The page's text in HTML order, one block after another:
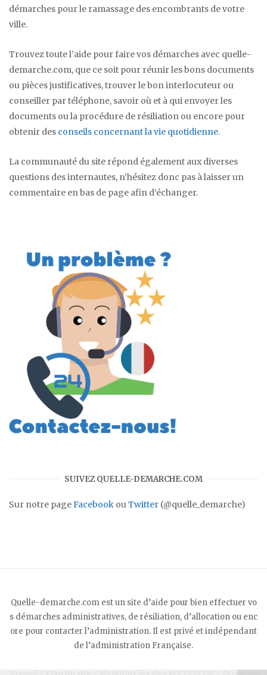
démarches pour le ramassage des encombrants de votre
ville.
Trouvez toute l’aide pour faire vos démarches avec quelle-
demarche.com, que ce soit pour réunir les bons documents
ou pièces justificatives, trouver le bon interlocuteur ou
conseiller par téléphone, savoir où et à qui envoyer les
documents ou la procédure de résiliation ou encore pour
obtenir des conseils concernant la vie quotidienne.
La communauté du site répond également aux diverses
questions des internautes, n’hésitez donc pas à laisser un
commentaire en bas de page afin d’échanger.
SUIVEZ QUELLE-DEMARCHE.COM
Sur notre pageFacebook ou Twitter (@quelle_demarche)
Quelle-demarche.com est un site d’aide pour bien effectuer vo
s démarches administratives, de résiliation, d’allocation ou enc
ore pour contacter l’administration. Il est privé et indépendant
de l’administration Française.